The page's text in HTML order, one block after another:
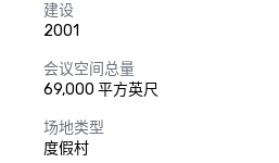
建设
2001
会议空间总量
69,000 平方英尺
场地类型
度假村